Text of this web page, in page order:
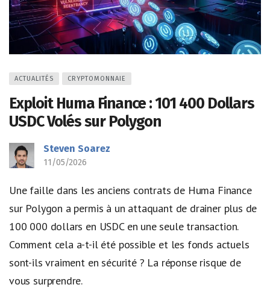
ACTUALITÉS CRYPTOMONNAIE
Exploit Huma Finance : 101 400 Dollars
USDC Volés sur Polygon
Steven Soarez
11/05/2026
Une faille dans les anciens contrats de Huma Finance
sur Polygon a permis à un attaquant de drainer plus de
100 000 dollars en USDC en une seule transaction.
Comment cela a-t-il été possible et les fonds actuels
sont-ils vraiment en sécurité ? La réponse risque de
vous surprendre.